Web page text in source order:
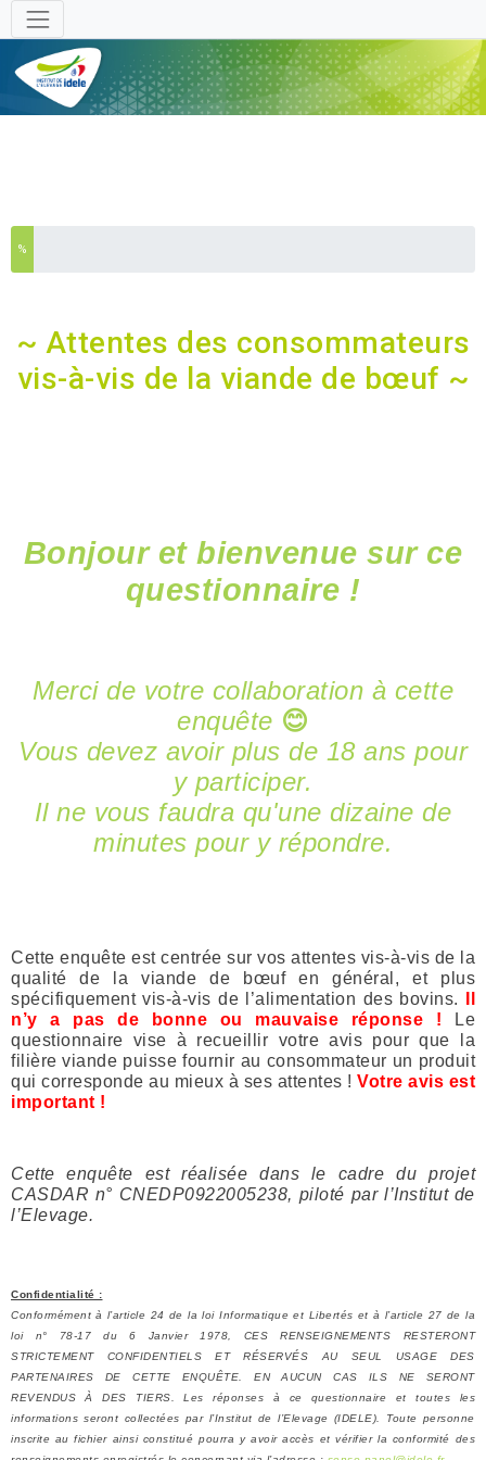
Outils
%
~ Attentes des consommateurs
vis-à-vis de la viande de bœuf ~
Bonjour et bienvenue sur ce
questionnaire !
Merci de votre collaboration à cette
enquête 😊
Vous devez avoir plus de 18 ans pour
y participer.
Il ne vous faudra qu'une dizaine de
minutes pour y répondre.
Cette enquête est centrée sur vos attentes vis-à-vis de la
qualité de la viande de bœuf en général, et plus
spécifiquement vis-à-vis de l’alimentation des bovins.
n’y a pas de bonne ou mauvaise réponse ! Le
questionnaire vise à recueillir votre avis pour que la
filière viande puisse fournir au consommateur un produit
qui corresponde au mieux à ses attentes ! Votre avis est
important !
Cette enquête est réalisée dans le cadre du projet
CASDAR n° CNEDP0922005238, piloté par l’Institut de
l’Elevage.
Confidentialité :
Conformément à l’article 24 de la loi Informatique et Libertés et à l’article 27 de la
loi n° 78-17 du 6 Janvier 1978, CES RENSEIGNEMENTS RESTERONT
STRICTEMENT CONFIDENTIELS ET RÉSERVÉS AU SEUL USAGE DES
PARTENAIRES DE CETTE ENQUÊTE. EN AUCUN CAS ILS NE SERONT
REVENDUS À DES TIERS. Les réponses à ce questionnaire et toutes les
informations seront collectées par l’Institut de l’Elevage (IDELE). Toute personne
inscrite au fichier ainsi constitué pourra y avoir accès et vérifier la conformité des